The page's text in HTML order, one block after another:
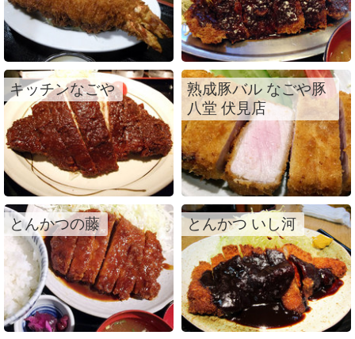
キッチンなごや
熟成豚バル なごや豚
八堂 伏見店
とんかつの藤 とんかつ いし河